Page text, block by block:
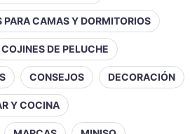
PARA CAMAS Y DORMITORIOS
COJINES DE PELUCHE
CONSEJOS DECORACIÓN
Y COCINA